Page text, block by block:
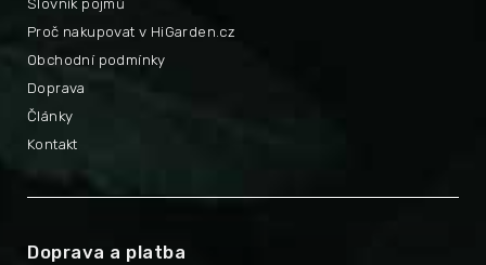
Proč nakupovat v HiGarden.cz
Obchodní podmínky
Doprava
Články
Slovník pojmů
Kontakt
Doprava a platba